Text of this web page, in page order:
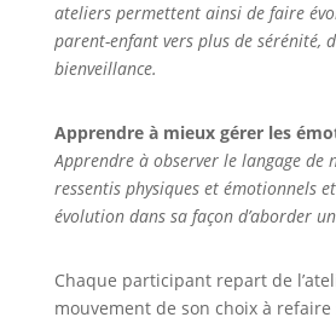
ateliers permettent ainsi de faire
parent-enfant vers plus de sérénité,
bienveillance.
Apprendre à mieux gérer les
Apprendre à observer le langage de
ressentis physiques et émotionnels
évolution dans sa façon d’aborder
Chaque participant repart de
mouvement de son choix à refaire